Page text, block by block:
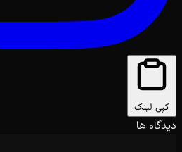
کپی لینک
دیدگاه ها